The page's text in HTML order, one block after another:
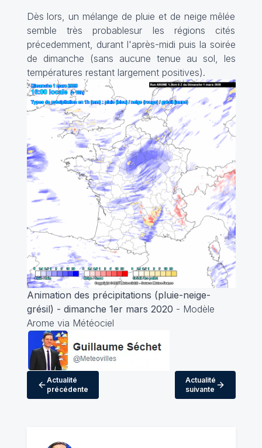
Dès lors, un mélange de pluie et de neige mêlée
semble très probablesur les régions cités
précedemment, durant l'après-midi puis la soirée
de dimanche (sans aucune tenue au sol, les
températures restant largement positives).
Animation des précipitations (pluie-neige-
grésil) - dimanche 1er mars 2020 - Modèle
Arome via Météociel
Actualité
précédente
Actualité
suivante